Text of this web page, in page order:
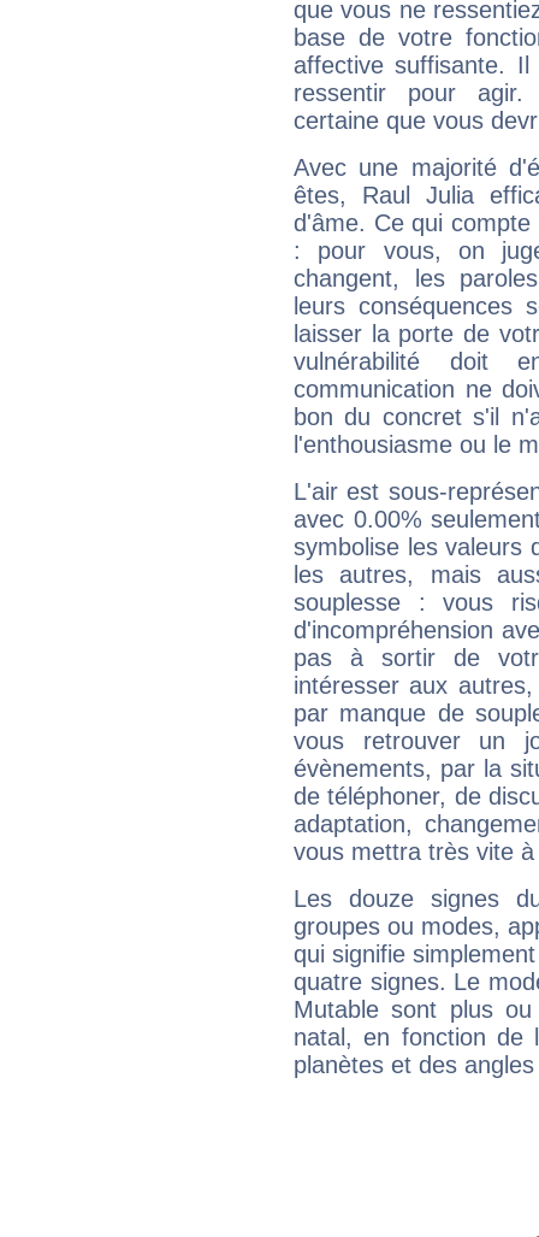
que vous ne
base de votre
affective suffisante.
ressentir pour agir.
certaine que vous
Avec une majorité
êtes, Raul Julia
d'âme. Ce qui
: pour vous, on
changent, les
leurs conséquences
laisser la porte de
vulnérabilité doit
communication ne
bon du concret s'il
l'enthousiasme ou le
L'air est sous-
avec 0.00%
symbolise les valeurs
les autres, mais
souplesse : vous
d'incompréhension
pas à sortir de
intéresser aux
par manque de
vous retrouver un
évènements, par la
de téléphoner, de
adaptation,
vous mettra très vite
Les douze signes
groupes ou modes,
qui signifie
quatre signes. Le
Mutable sont plus
natal, en fonction de
planètes et des